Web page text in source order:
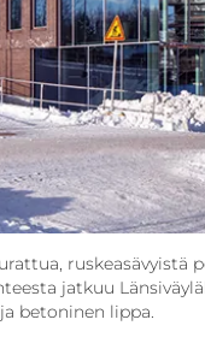
ruskeasävyistä
jatkuu
betoninen lippa.